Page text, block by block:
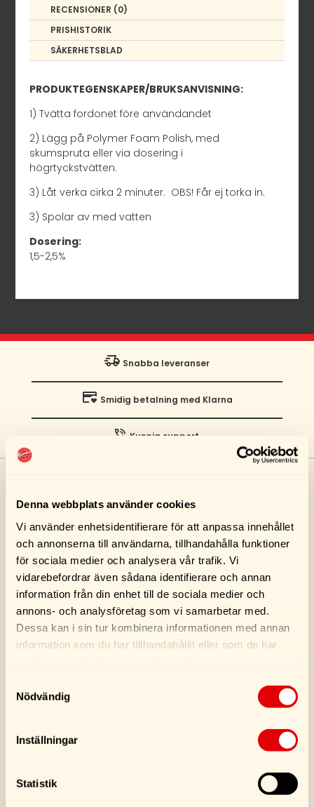
Denna webbplats använder cookies
Vi använder enhetsidentifierare för att anpassa innehållet
och annonserna till användarna, tillhandahålla funktioner
för sociala medier och analysera vår trafik. Vi
vidarebefordrar även sådana identifierare och annan
information från din enhet till de sociala medier och
annons- och analysföretag som vi samarbetar med.
Dessa kan i sin tur kombinera informationen med annan
information som du har tillhandahållit eller som de har
Nödvändig
Inställningar
Statistik
RECENSIONER (0)
PRISHISTORIK
SÄKERHETSBLAD
PRODUKTEGENSKAPER/BRUKSANVISNING:
1) Tvätta fordonet före användandet
2) Lägg på Polymer Foam Polish, med
skumspruta eller via dosering i
högrtyckstvätten.
3) Låt verka cirka 2 minuter. OBS! Får ej torka in.
3) Spolar av med vatten
Dosering:
1,5-2,5%
Snabba leveranser
Smidig betalning med Klarna
Kunnig support
LIKNANDE PRODUKTER
Shine Blank Spray